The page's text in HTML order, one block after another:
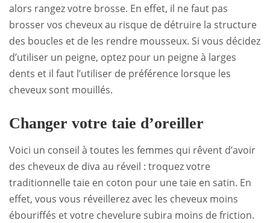
alors rangez votre brosse. En effet, il ne faut pas
brosser vos cheveux au risque de détruire la structure
des boucles et de les rendre mousseux. Si vous décidez
d’utiliser un peigne, optez pour un peigne à larges
dents et il faut l’utiliser de préférence lorsque les
cheveux sont mouillés.
Changer votre taie d’oreiller
Voici un conseil à toutes les femmes qui rêvent d’avoir
des cheveux de diva au réveil : troquez votre
traditionnelle taie en coton pour une taie en satin. En
effet, vous vous réveillerez avec les cheveux moins
ébouriffés et votre chevelure subira moins de friction.